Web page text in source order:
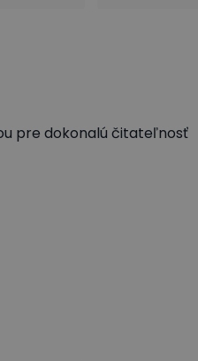
pre dokonalú čitateľnosť